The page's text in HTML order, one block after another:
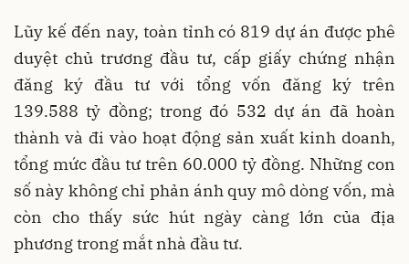
Lũy kế đến nay, toàn tỉnh có 819 dự án được phê
duyệt chủ trương đầu tư, cấp giấy chứng nhận
đăng ký đầu tư với tổng vốn đăng ký trên
139.588 tỷ đồng; trong đó 532 dự án đã hoàn
thành và đi vào hoạt động sản xuất kinh doanh,
tổng mức đầu tư trên 60.000 tỷ đồng. Những con
số này không chỉ phản ánh quy mô dòng vốn, mà
còn cho thấy sức hút ngày càng lớn của địa
phương trong mắt nhà đầu tư.